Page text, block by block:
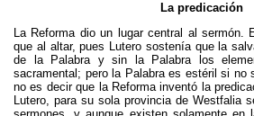
La predicación
La Reforma dio un lugar central al sermón.
que al altar, pues Lutero sostenía que la
de la Palabra y sin la Palabra los
sacramental; pero la Palabra es estéril si no
no es decir que la Reforma inventó la
Lutero, para su sola provincia de Westfalia